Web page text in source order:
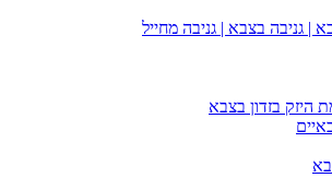
גניבה בצבא | גניבה מחייל
היזק בזדון בצבא